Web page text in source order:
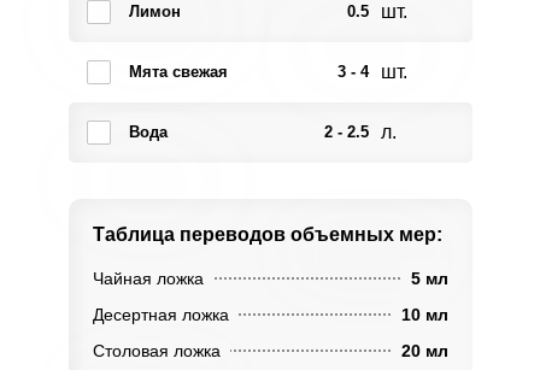
Лимон 0.5 шт.
Мята свежая 3 - 4 шт.
Вода 2 - 2.5 л.
Таблица переводов объемных мер:
Чайная ложка
5 мл
Десертная ложка
10 мл
Столовая ложка
20 мл